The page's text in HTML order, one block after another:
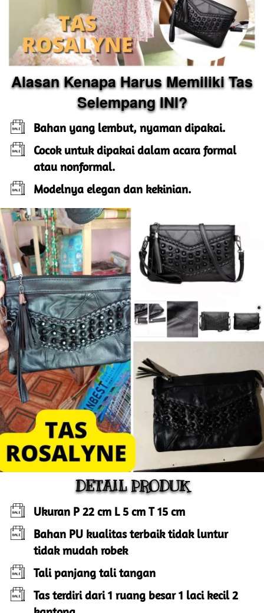
Alasan Kenapa Harus Memiliki Tas
Selempang INI?
Bahan yang lembut, nyaman dipakai.
Cocok untuk dipakai dalam acara formal
atau nonformal.
Modelnya elegan dan kekinian.
DETAIL PRODUK
Ukuran P 22 cm L 5 cm T 15 cm
Bahan PU kualitas terbaik tidak luntur
tidak mudah robek
Tali panjang tali tangan
Tas terdiri dari 1 ruang besar 1 laci kecil 2